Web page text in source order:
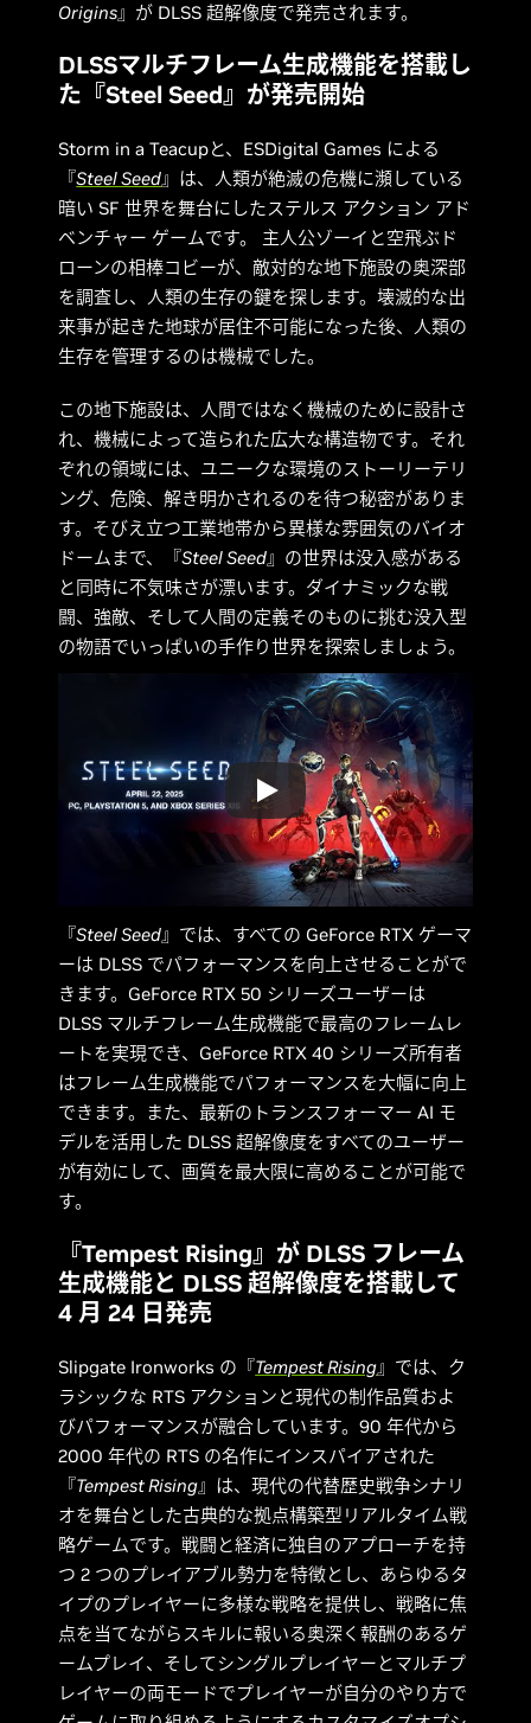
Origins』が DLSS 超解像度で発売されます。
DLSSマルチフレーム生成機能を搭載し
た『Steel Seed』が発売開始
Storm in a Teacupと、ESDigital Games による
『Steel Seed』は、人類が絶滅の危機に瀕している
暗い SF 世界を舞台にしたステルス アクション アド
ベンチャー ゲームです。 主人公ゾーイと空飛ぶド
ローンの相棒コビーが、敵対的な地下施設の奥深部
を調査し、人類の生存の鍵を探します。壊滅的な出
来事が起きた地球が居住不可能になった後、人類の
生存を管理するのは機械でした。
この地下施設は、人間ではなく機械のために設計さ
れ、機械によって造られた広大な構造物です。それ
ぞれの領域には、ユニークな環境のストーリーテリ
ング、危険、解き明かされるのを待つ秘密がありま
す。そびえ立つ工業地帯から異様な雰囲気のバイオ
ドームまで、『Steel Seed』の世界は没入感がある
と同時に不気味さが漂います。ダイナミックな戦
闘、強敵、そして人間の定義そのものに挑む没入型
の物語でいっぱいの手作り世界を探索しましょう。
『Steel Seed』では、すべての GeForce RTX ゲーマ
ーは DLSS でパフォーマンスを向上させることがで
きます。GeForce RTX 50 シリーズユーザーは
DLSS マルチフレーム生成機能で最高のフレームレ
ートを実現でき、GeForce RTX 40 シリーズ所有者
はフレーム生成機能でパフォーマンスを大幅に向上
できます。また、最新のトランスフォーマー AI モ
デルを活用した DLSS 超解像度をすべてのユーザー
が有効にして、画質を最大限に高めることが可能で
す。
『Tempest Rising』が DLSS フレーム
生成機能と DLSS 超解像度を搭載して
4 月 24 日発売
Slipgate Ironworks の『Tempest Rising』では、ク
ラシックな RTS アクションと現代の制作品質およ
びパフォーマンスが融合しています。90 年代から
2000 年代の RTS の名作にインスパイアされた
『Tempest Rising』は、現代の代替歴史戦争シナリ
オを舞台とした古典的な拠点構築型リアルタイム戦
略ゲームです。戦闘と経済に独自のアプローチを持
つ 2 つのプレイアブル勢力を特徴とし、あらゆるタ
イプのプレイヤーに多様な戦略を提供し、戦略に焦
点を当てながらスキルに報いる奥深く報酬のあるゲ
ームプレイ、そしてシングルプレイヤーとマルチプ
レイヤーの両モードでプレイヤーが自分のやり方で